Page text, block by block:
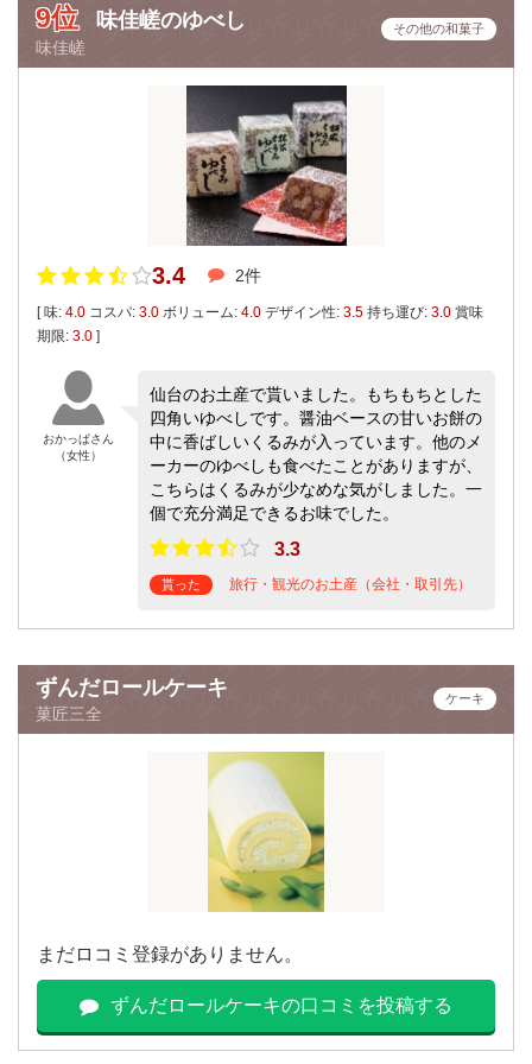
9位 味佳嵯のゆべし
味佳嵯
その他の和菓子
3.4 2件
[ 味: 4.0 コスパ: 3.0 ボリューム: 4.0 デザイン性: 3.5 持ち運び: 3.0 賞味
期限: 3.0 ]
おかっぱさん
（女性）
仙台のお土産で貰いました。もちもちとした
四角いゆべしです。醤油ベースの甘いお餅の
中に香ばしいくるみが入っています。他のメ
ーカーのゆべしも食べたことがありますが、
こちらはくるみが少なめな気がしました。一
個で充分満足できるお味でした。
3.3
貰った 旅行・観光のお土産（会社・取引先）
ずんだロールケーキ
菓匠三全
ケーキ
まだロコミ登録がありません。
ずんだロールケーキの口コミを投稿する